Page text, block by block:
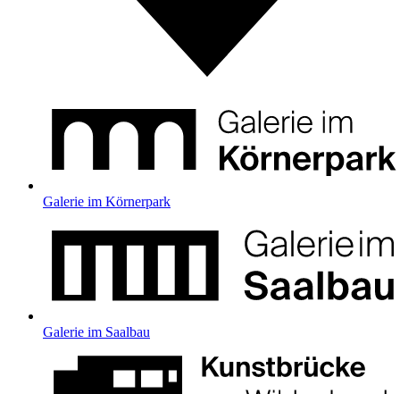
Galerie im Körnerpark
Galerie im Saalbau